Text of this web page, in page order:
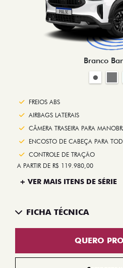
Branco
FREIOS ABS
AIRBAGS LATERAIS
CÂMERA TRASEIRA PARA
ENCOSTO DE CABEÇA PARA
CONTROLE DE TRAÇÃO
A PARTIR DE R$ 119.980,00
+ VER MAIS ITENS DE SÉRIE
FICHA TÉCNICA
QUERO